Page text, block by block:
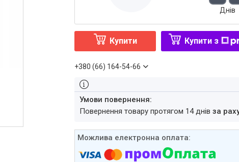
Днів
Купити Купити з
+380 (66) 164-54-66
повернення товару протягом 14 днівза